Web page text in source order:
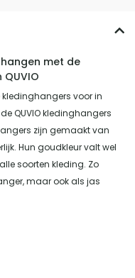
met de
voor in
QUVIO kledinghangers
zijn gemaakt van
Hun goudkleur valt wel
soorten kleding. Zo
maar ook als jas